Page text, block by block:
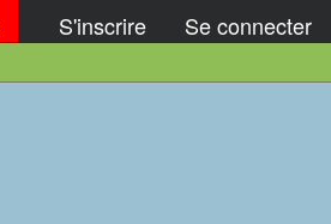
S'inscrire Se connecter